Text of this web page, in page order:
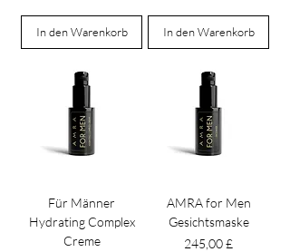
In den Warenkorb In den Warenkorb
Für Männer
Hydrating Complex
Creme
AMRA for Men
Gesichtsmaske
Preis
245,00 £